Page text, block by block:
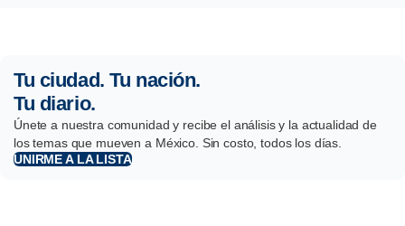
Tu ciudad. Tu nación.
Tu diario.
Únete a nuestra comunidad y recibe el análisis y la actualidad de
los temas que mueven a México. Sin costo, todos los días.
UNIRME A LA LISTA